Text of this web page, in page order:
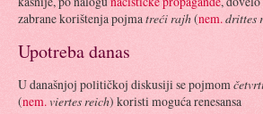
zabrane korištenja pojmatreći rajh(nem.drittes
Upotreba danas
U današnjoj političkoj diskusiji se pojmom
(nem.viertes reich) koristi moguća renesansa